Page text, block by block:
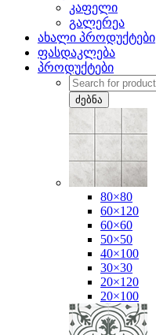
კაფელი
გალერეა
ახალი პროდუქტები
ფასდაკლება
პროდუქტები
Products
search
ძებნა
80×80
60×120
60×60
50×50
40×100
30×30
20×120
20×100